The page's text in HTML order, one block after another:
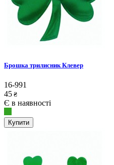
Брошка трилисник Клевер
16-991
45 ₴
Є в наявності
Купити